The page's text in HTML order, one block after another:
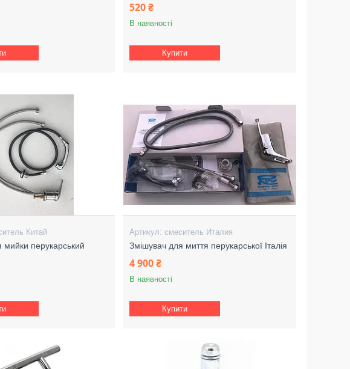
520 ₴
В наявності
Купити
Китай
мийки перукарський
смеситель Италия
Змішувач для миття перукарської Італія
4 900 ₴
В наявності
Купити